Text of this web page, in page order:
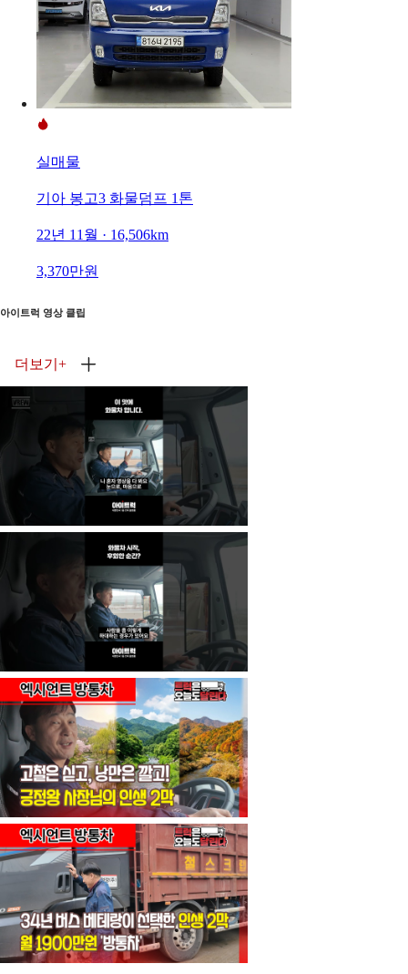
실매물
기아 봉고3 화물덤프 1톤
22년 11월 · 16,506km
3,370만원
아이트럭 영상 클립
더보기 +